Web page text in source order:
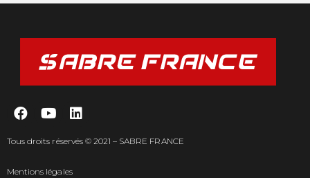
Tous droits réservés © 2021 – SABRE FRANCE
Mentions légales